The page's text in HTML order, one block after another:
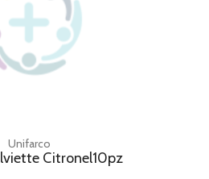
Unifarco
Citronel10pz